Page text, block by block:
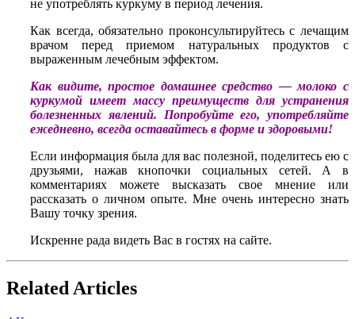
не употреблять куркуму в период лечения.
Как всегда, обязательно проконсультируйтесь с лечащим
врачом перед приемом натуральных продуктов с
выраженным лечебным эффектом.
Как видите, простое домашнее средство — молоко с
куркумой имеет массу преимуществ для устранения
болезненных явлений. Попробуйте его, употребляйте
ежедневно, всегда оставайтесь в форме и здоровыми!
Если информация была для вас полезной, поделитесь ею с
друзьями, нажав кнопочки социальных сетей. А в
комментариях можете высказать свое мнение или
рассказать о личном опыте. Мне очень интересно знать
Вашу точку зрения.
Искренне рада видеть Вас в гостях на сайте.
Related Articles